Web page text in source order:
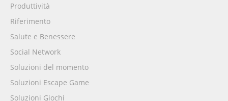
Produttività
Riferimento
Salute e Benessere
Social Network
Soluzioni del momento
Soluzioni Escape Game
Soluzioni Giochi